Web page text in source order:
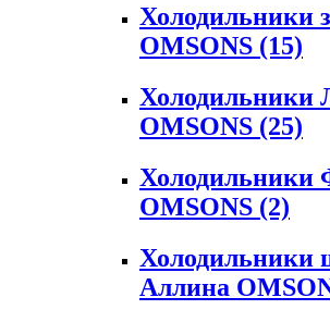
Холодильники
OMSONS (15)
Холодильники
OMSONS (25)
Холодильники
OMSONS (2)
Холодильники
Аллина